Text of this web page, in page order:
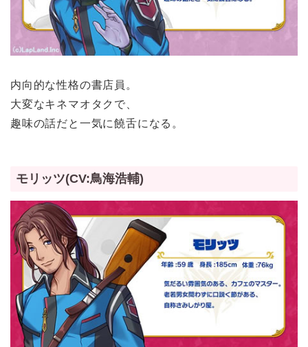
内向的な性格の書店員。
大変なキネマオタクで、
趣味の話だと一気に饒舌になる。
モリッツ(CV:鳥海浩輔)